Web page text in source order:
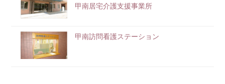
甲南居宅介護支援事業所
甲南訪問看護ステーション